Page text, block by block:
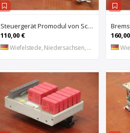
Steuergerät Promodul von Schleicher Ilsemann – KEG 24-30 KCD 1
110,00 €
Wiefelstede, Niedersachsen, DE